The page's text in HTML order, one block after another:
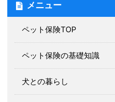
メニュー
ペット保険TOP
ペット保険の基礎知識
犬との暮らし